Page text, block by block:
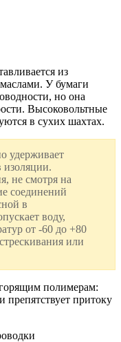
из
У бумаги
но она
Высоковольтные
в сухих шахтах.
удерживает
изоляции.
не смотря на
соединений
в
воду,
от -60 до +80
или
полимерам:
препятствует притоку